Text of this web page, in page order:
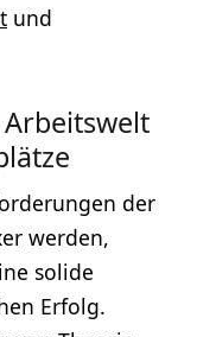
und
der
werden,
solide
Erfolg.